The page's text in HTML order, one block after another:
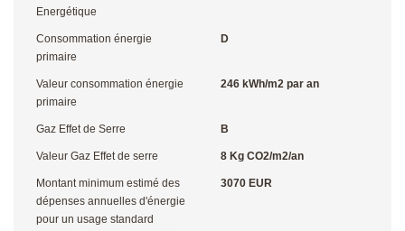
Energétique
Consommation énergie
primaire
D
Valeur consommation énergie
primaire
246 kWh/m2 par an
Gaz Effet de Serre B
Valeur Gaz Effet de serre 8 Kg CO2/m2/an
Montant minimum estimé des
dépenses annuelles d'énergie
pour un usage standard
3070 EUR